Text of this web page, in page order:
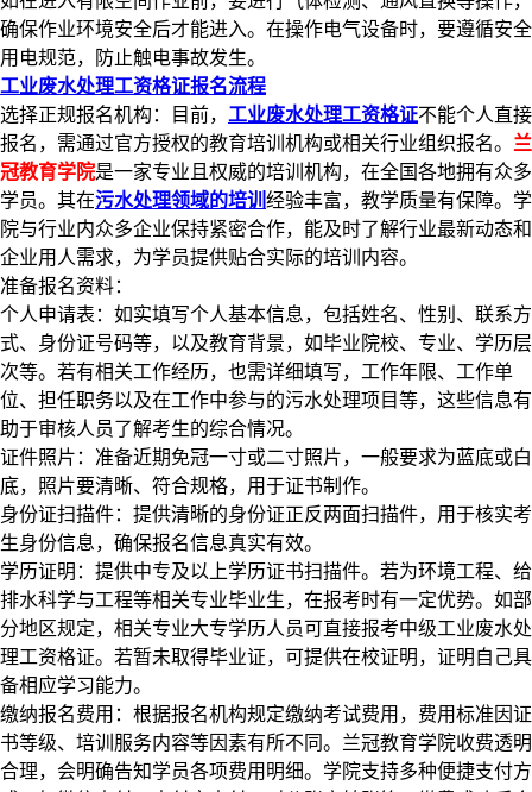
确保作业环境安全后才能进入。在操作电气设备时，要遵循安全
用电规范，防止触电事故发生。​
工业废水处理工资格证报名流程​
选择正规报名机构：目前， 工业废水处理工资格证不能个人直接
报名，需通过官方授权的教育培训机构或相关行业组织报名。 兰
冠教育学院是一家专业且权威的培训机构，在全国各地拥有众多
学员。其在污水处理领域的培训 经验丰富，教学质量有保障。学
院与行业内众多企业保持紧密合作，能及时了解行业最新动态和
企业用人需求，为学员提供贴合实际的培训内容。​
准备报名资料：​
个人申请表：如实填写个人基本信息，包括姓名、性别、联系方
式、身份证号码等，以及教育背景，如毕业院校、专业、学历层
次等。若有相关工作经历，也需详细填写，工作年限、工作单
位、担任职务以及在工作中参与的污水处理项目等，这些信息有
助于审核人员了解考生的综合情况。​
证件照片：准备近期免冠一寸或二寸照片，一般要求为蓝底或白
底，照片要清晰、符合规格，用于证书制作。​
身份证扫描件：提供清晰的身份证正反两面扫描件，用于核实考
生身份信息，确保报名信息真实有效。​
学历证明：提供中专及以上学历证书扫描件。若为环境工程、给
排水科学与工程等相关专业毕业生，在报考时有一定优势。如部
分地区规定，相关专业大专学历人员可直接报考中级工业废水处
理工资格证。若暂未取得毕业证，可提供在校证明，证明自己具
备相应学习能力。​
缴纳报名费用：根据报名机构规定缴纳考试费用，费用标准因证
书等级、培训服务内容等因素有所不同。兰冠教育学院收费透明
合理，会明确告知学员各项费用明细。学院支持多种便捷支付方